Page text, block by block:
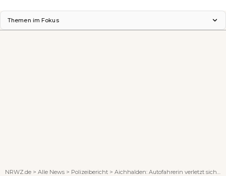
Themen im Fokus
NRWZ.de > Alle News > Polizeibericht > Aichhalden: Autofahrerin verletzt sich bei Unfall leicht